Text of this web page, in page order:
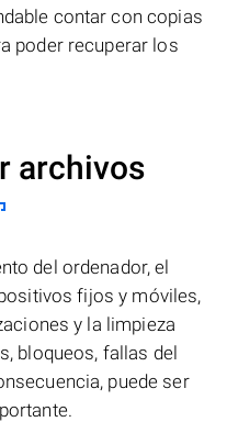
contar con copias
poder recuperar los
archivos
del ordenador, el
fijos y móviles,
y la limpieza
bloqueos, fallas del
puede ser